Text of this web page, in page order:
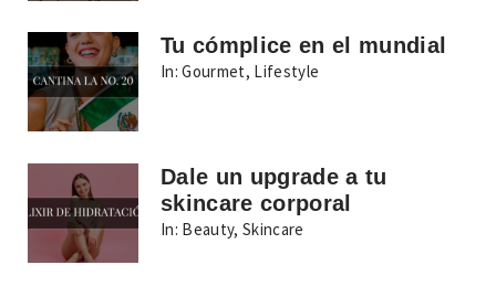
Tu cómplice en el mundial
In: Gourmet, Lifestyle
Dale un upgrade a tu
skincare corporal
In: Beauty,Skincare